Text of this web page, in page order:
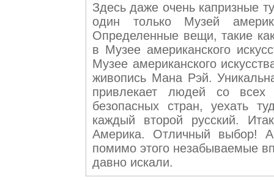
Здесь даже очень капризные
один только Музей
Определенные вещи, такие
в Музее американского
Музее американского
живопись Мана Рэй.
привлекает людей со
безопасных стран, уехать
каждый второй русский.
Америка. Отличный выбор!
помимо этого незабываемые
давно искали.